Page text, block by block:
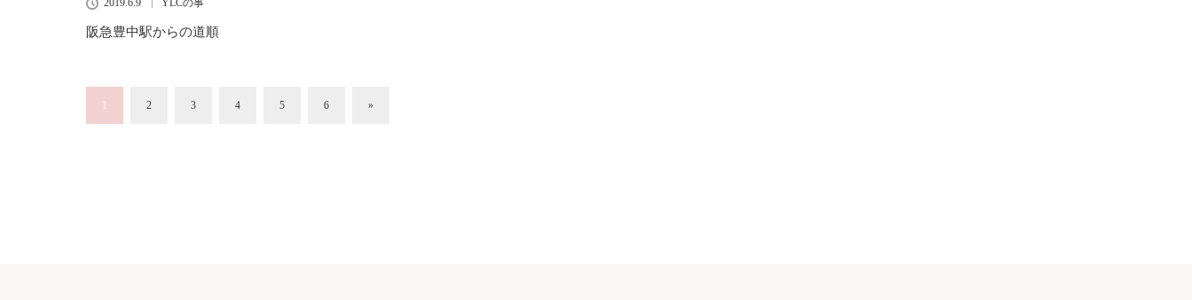
2019.6.9 YLCの事
阪急豊中駅からの道順
1 2 3 4 5 6 »